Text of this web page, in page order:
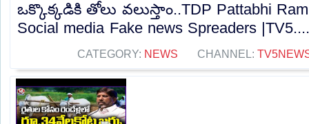
ఒక్కొక్కడికి తోలు వలుస్తాం..TDP Pattabhi
Social media Fake news Spreaders
CATEGORY: NEWS CHANNEL: